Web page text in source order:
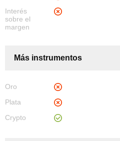
Interés
sobre el
margen
Más instrumentos
Oro
Plata
Crypto